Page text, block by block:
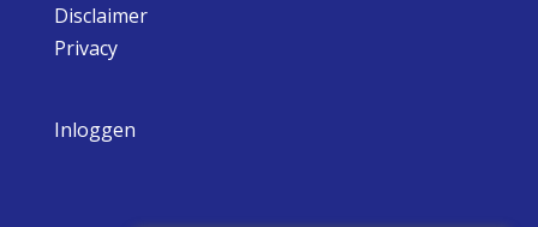
Disclaimer
Privacy
Inloggen